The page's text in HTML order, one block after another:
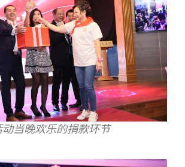
动当晚欢乐的捐款环节